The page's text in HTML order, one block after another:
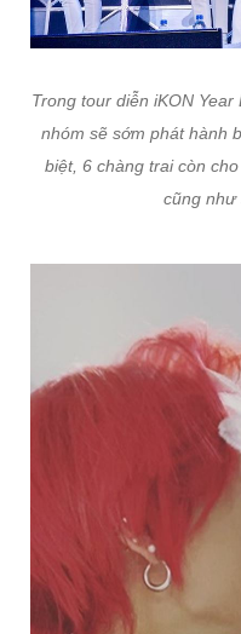
Trong tour diễn iKON
nhóm sẽ sớm phát hành
biệt, 6 chàng trai còn
cũng như